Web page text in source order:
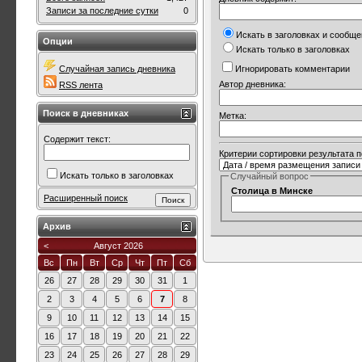
Искать в заголовках и
Искать только в заголовках
Игнорировать комментарии
Автор дневника:
Метка:
Критерии сортировки результата
Случайный вопрос
Столица в Минске
Записи за последние сутки
0
Опции
Случайная запись дневника
RSS лента
Поиск в дневниках
Содержит текст:
Искать только в заголовках
Расширенный поиск
Архив
<
Август 2026
Вс
Пн Вт Ср Чт Пт
Сб
26
27 28 29 30 31
1
2
3 4 5 6 7
8
9
10 11 12 13 14
15
16
17 18 19 20 21
22
23
24 25 26 27 28 29